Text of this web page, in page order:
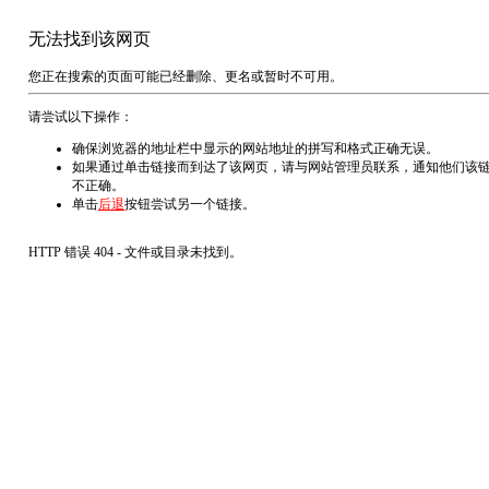
无法找到该网页
您正在搜索的页面可能已经删除、更名或暂时不可用。
请尝试以下操作：
确保浏览器的地址栏中显示的网站地址的拼写和格式正确无误。
如果通过单击链接而到达了该网页，请与网站管理员联系，通知他们该
不正确。
单击后退按钮尝试另一个链接。
HTTP 错误 404 - 文件或目录未找到。